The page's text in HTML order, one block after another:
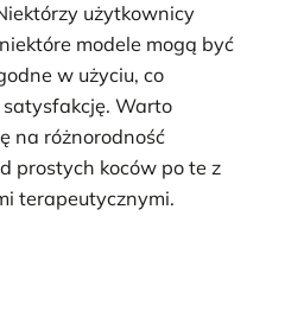
użytkownicy
modele mogą być
w użyciu, co
Warto
na różnorodność
prostych koców po te z
terapeutycznymi.